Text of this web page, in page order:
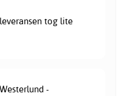
tog lite
-